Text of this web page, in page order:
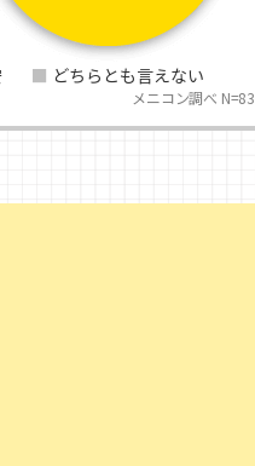
どちらとも言えない
メニコン調べ N=83